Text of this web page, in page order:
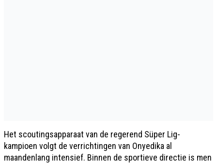
Het scoutingsapparaat van de regerend Süper Lig-
kampioen volgt de verrichtingen van Onyedika al
maandenlang intensief. Binnen de sportieve directie is men